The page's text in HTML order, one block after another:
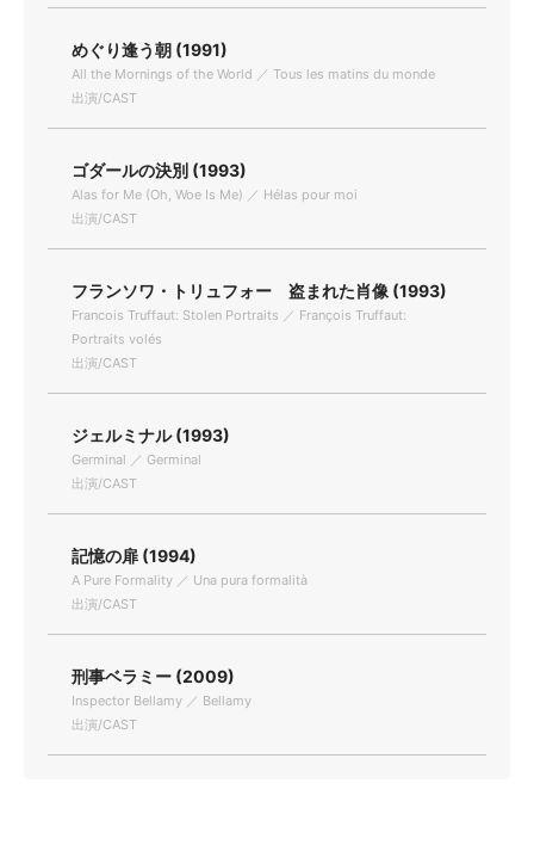
めぐり逢う朝 (1991)
All the Mornings of the World ／ Tous les matins du monde
出演/CAST
ゴダールの決別 (1993)
Alas for Me (Oh, Woe Is Me) ／ Hélas pour moi
出演/CAST
フランソワ・トリュフォー 盗まれた肖像 (1993)
Francois Truffaut: Stolen Portraits ／ François Truffaut:
Portraits volés
出演/CAST
ジェルミナル (1993)
Germinal ／ Germinal
出演/CAST
記憶の扉 (1994)
A Pure Formality ／ Una pura formalità
出演/CAST
刑事ベラミー (2009)
Inspector Bellamy ／ Bellamy
出演/CAST